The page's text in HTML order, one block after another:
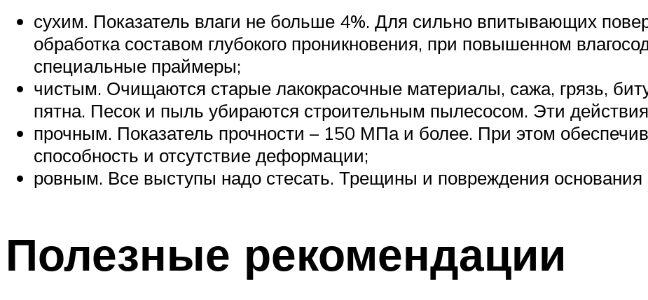
сухим. Показатель влаги не больше 4%. Для сильно впитывающих
обработка составом глубокого проникновения, при повышенном
специальные праймеры;
чистым. Очищаются старые лакокрасочные материалы, сажа, грязь,
пятна. Песок и пыль убираются строительным пылесосом. Эти
прочным. Показатель прочности – 150 МПа и более. При этом
способность и отсутствие деформации;
ровным. Все выступы надо стесать. Трещины и повреждения
Полезные рекомендации